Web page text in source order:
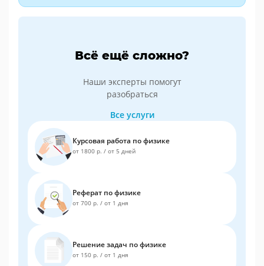
Всё ещё сложно?
Наши эксперты помогут
разобраться
Все услуги
Курсовая работа по физике
от 1800 р. / от 5 дней
Реферат по физике
от 700 р. / от 1 дня
Решение задач по физике
от 150 р. / от 1 дня